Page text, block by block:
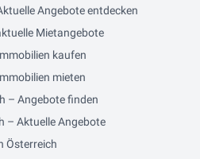
Angebote entdecken
Mietangebote
kaufen
mieten
– Angebote finden
– Aktuelle Angebote
Österreich